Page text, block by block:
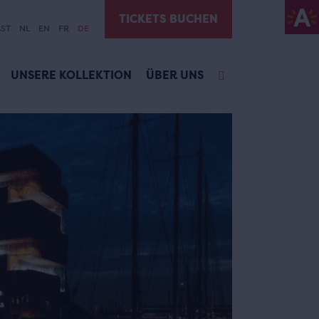
NL EN FR DE
TICKETS BUCHEN
UNSERE KOLLEKTION ÜBER UNS